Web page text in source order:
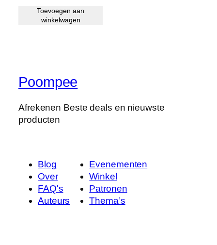
Toevoegen aan
winkelwagen
Poompee
Afrekenen Beste deals en nieuwste
producten
Blog
Over
FAQ's
Auteurs
Evenementen
Winkel
Patronen
Thema’s